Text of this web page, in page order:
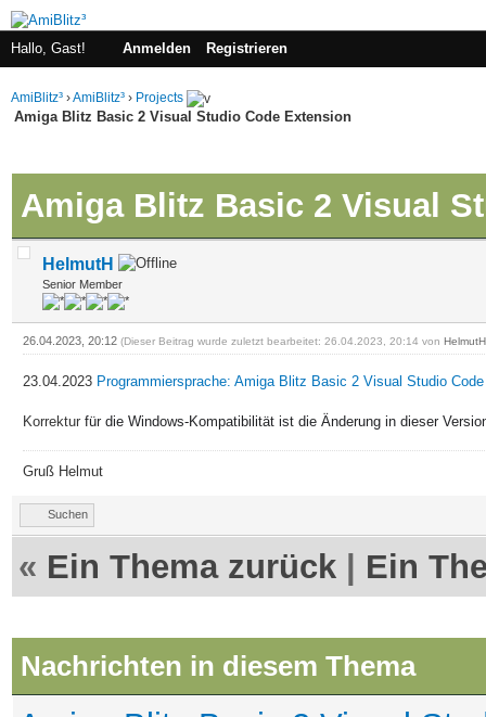
Hallo, Gast! Anmelden Registrieren
AmiBlitz³ ›AmiBlitz³ › Projects
Amiga Blitz Basic 2 Visual Studio Code Extension
Amiga Blitz Basic 2 Visual
HelmutH
Senior Member
26.04.2023, 20:12 (Dieser Beitrag wurde zuletzt bearbeitet: 26.04.2023, 20:14 von HelmutH
23.04.2023 Programmiersprache: Amiga Blitz Basic 2 Visual Studio
Korrektur für die Windows-Kompatibilität ist die Änderung in dieser
Gruß Helmut
Suchen
« Ein Thema zurück Ein
Nachrichten in diesem Thema